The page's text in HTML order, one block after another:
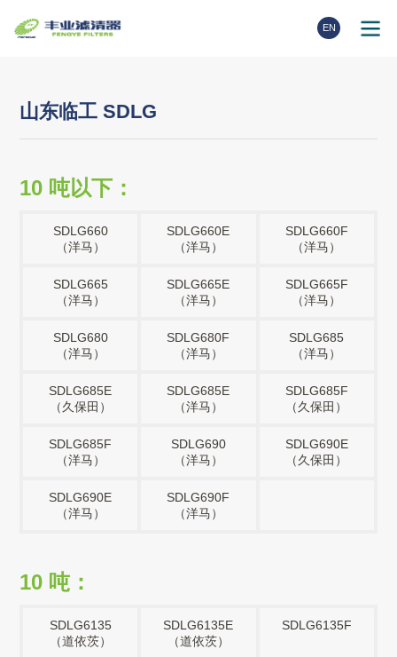
EN
山东临工 SDLG
10 吨以下：
SDLG660
（洋马）
SDLG660E
（洋马）
SDLG660F
（洋马）
SDLG665
（洋马）
SDLG665E
（洋马）
SDLG665F
（洋马）
SDLG680
（洋马）
SDLG680F
（洋马）
SDLG685
（洋马）
SDLG685E
（久保田）
SDLG685E
（洋马）
SDLG685F
（久保田）
SDLG685F
（洋马）
SDLG690
（洋马）
SDLG690E
（久保田）
SDLG690E
（洋马）
SDLG690F
（洋马）
10 吨：
SDLG6135
（道依茨）
SDLG6135E
（道依茨）
SDLG6135F